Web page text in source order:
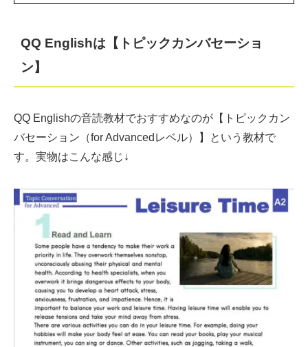
QQ Englishは【トピックカンバセーショ
ン】
QQ Englishの音読教材でおすすめなのが【トピックカン
バセーション（for Advancedレベル）】という教材で
す。実物はこんな感じ↓